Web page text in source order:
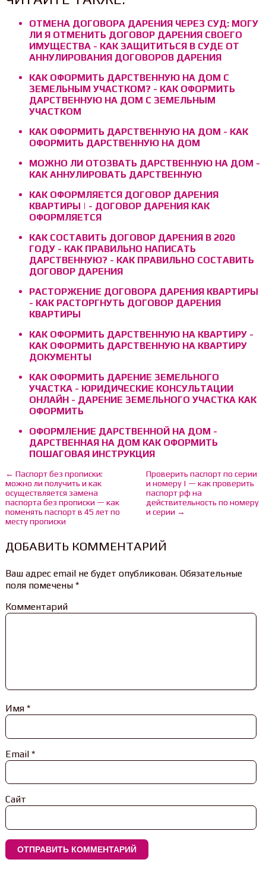
ОТМЕНА ДОГОВОРА ДАРЕНИЯ ЧЕРЕЗ СУД: МОГУ
ЛИ Я ОТМЕНИТЬ ДОГОВОР ДАРЕНИЯ СВОЕГО
ИМУЩЕСТВА - КАК ЗАЩИТИТЬСЯ В СУДЕ ОТ
АННУЛИРОВАНИЯ ДОГОВОРОВ ДАРЕНИЯ
КАК ОФОРМИТЬ ДАРСТВЕННУЮ НА ДОМ С
ЗЕМЕЛЬНЫМ УЧАСТКОМ? - КАК ОФОРМИТЬ
ДАРСТВЕННУЮ НА ДОМ С ЗЕМЕЛЬНЫМ
УЧАСТКОМ
КАК ОФОРМИТЬ ДАРСТВЕННУЮ НА ДОМ - КАК
ОФОРМИТЬ ДАРСТВЕННУЮ НА ДОМ
МОЖНО ЛИ ОТОЗВАТЬ ДАРСТВЕННУЮ НА ДОМ -
КАК АННУЛИРОВАТЬ ДАРСТВЕННУЮ
КАК ОФОРМЛЯЕТСЯ ДОГОВОР ДАРЕНИЯ
КВАРТИРЫ | - ДОГОВОР ДАРЕНИЯ КАК
ОФОРМЛЯЕТСЯ
КАК СОСТАВИТЬ ДОГОВОР ДАРЕНИЯ В 2020
ГОДУ - КАК ПРАВИЛЬНО НАПИСАТЬ
ДАРСТВЕННУЮ? - КАК ПРАВИЛЬНО СОСТАВИТЬ
ДОГОВОР ДАРЕНИЯ
РАСТОРЖЕНИЕ ДОГОВОРА ДАРЕНИЯ КВАРТИРЫ
- КАК РАСТОРГНУТЬ ДОГОВОР ДАРЕНИЯ
КВАРТИРЫ
КАК ОФОРМИТЬ ДАРСТВЕННУЮ НА КВАРТИРУ -
КАК ОФОРМИТЬ ДАРСТВЕННУЮ НА КВАРТИРУ
ДОКУМЕНТЫ
КАК ОФОРМИТЬ ДАРЕНИЕ ЗЕМЕЛЬНОГО
УЧАСТКА - ЮРИДИЧЕСКИЕ КОНСУЛЬТАЦИИ
ОНЛАЙН - ДАРЕНИЕ ЗЕМЕЛЬНОГО УЧАСТКА КАК
ОФОРМИТЬ
ОФОРМЛЕНИЕ ДАРСТВЕННОЙ НА ДОМ -
ДАРСТВЕННАЯ НА ДОМ КАК ОФОРМИТЬ
ПОШАГОВАЯ ИНСТРУКЦИЯ
← Паспорт без прописки:
можно ли получить и как
осуществляется замена
паспорта без прописки — как
поменять паспорт в 45 лет по
месту прописки
Проверить паспорт по серии
и номеру | — как проверить
паспорт рф на
действительность по номеру
и серии →
ДОБАВИТЬ КОММЕНТАРИЙ
Ваш адрес email не будет опубликован.Обязательные
поля помечены *
Комментарий
Имя *
Email *
Сайт